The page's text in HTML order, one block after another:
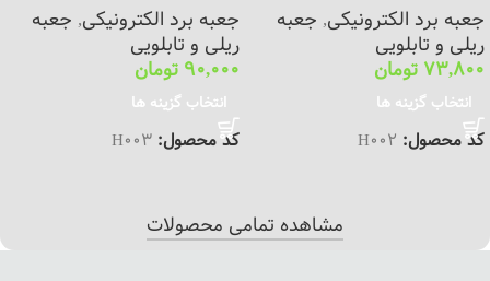
جعبه برد الکترونیکی, جعبه
ریلی و تابلویی
73,800 تومان
انتخاب گزینه ها
کد محصول: H002
جعبه برد الکترونیکی, جعبه
ریلی و تابلویی
90,000 تومان
انتخاب گزینه ها
کد محصول: H003
مشاهده تمامی محصولات